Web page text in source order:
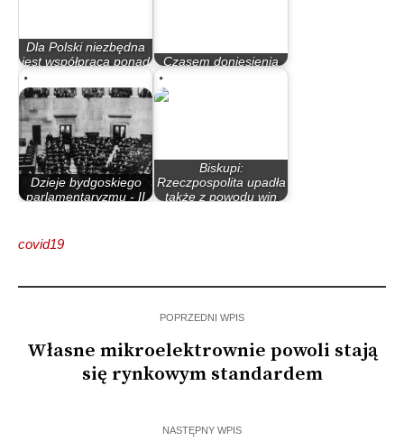
Dla Polski niezbędna
jest współpraca ponad
Czasem doniesienia
są bardzo absurdalne
Dzieje bydgoskiego
parlamentaryzmu - II
Biskupi:
Rzeczpospolita upadła
także z powodu win
covid19
POPRZEDNI WPIS
Własne mikroelektrownie powoli stają
się rynkowym standardem
NASTĘPNY WPIS